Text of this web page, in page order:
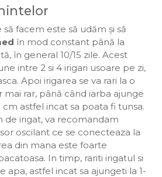
facem este să udăm și să
în mod constant până la
în general 10/15 zile. Acest
intre 2 si 4 irigari usoare pe zi,
Apoi irigarea se va rari la o
mai rar, până când iarba ajunge
astfel incat sa poata fi tunsa.
de irigat, va recomandam
oscilant ce se conecteaza la
din mana este foarte
In timp, rariti irigatul si
apa, astfel incat sa ajungeti la 1-